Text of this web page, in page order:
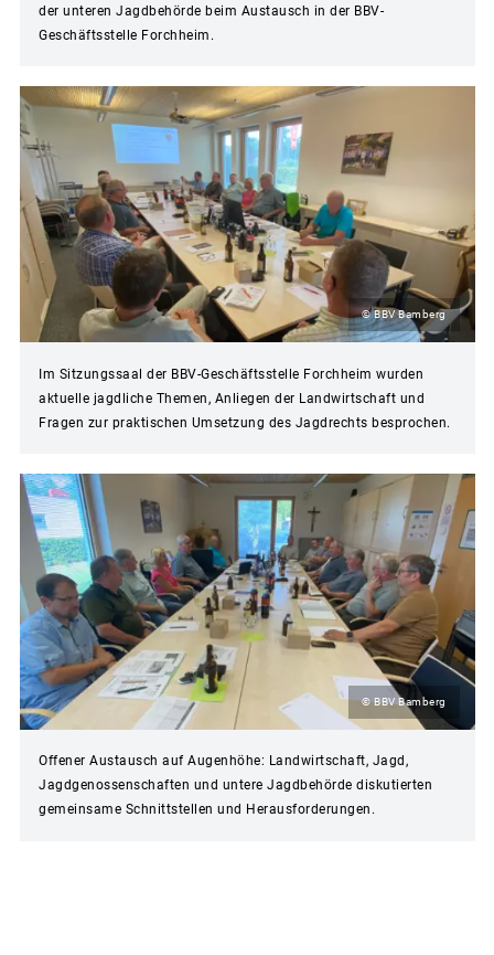
der unteren Jagdbehörde beim Austausch in der BBV-
Geschäftsstelle Forchheim.
© BBV Bamberg
Im Sitzungssaal der BBV-Geschäftsstelle Forchheim wurden
aktuelle jagdliche Themen, Anliegen der Landwirtschaft und
Fragen zur praktischen Umsetzung des Jagdrechts besprochen.
© BBV Bamberg
Offener Austausch auf Augenhöhe: Landwirtschaft, Jagd,
Jagdgenossenschaften und untere Jagdbehörde diskutierten
gemeinsame Schnittstellen und Herausforderungen.